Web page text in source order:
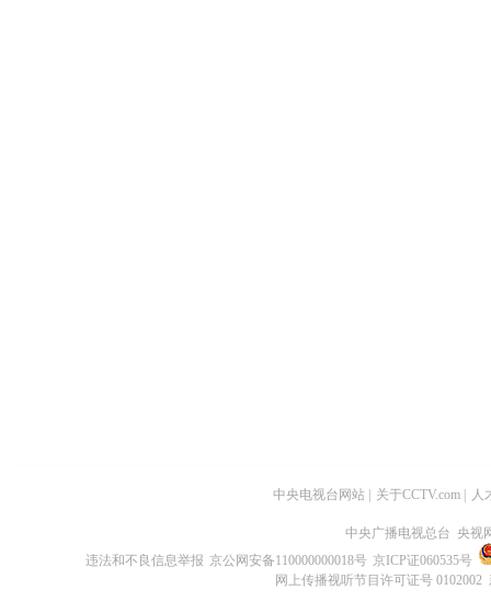
中央电视台网站 关于CCTV.com 人
中央广播电视总台 央视
违法和不良信息举报 京公网安备110000000018号 京ICP证060535号
网上传播视听节目许可证号 0102002